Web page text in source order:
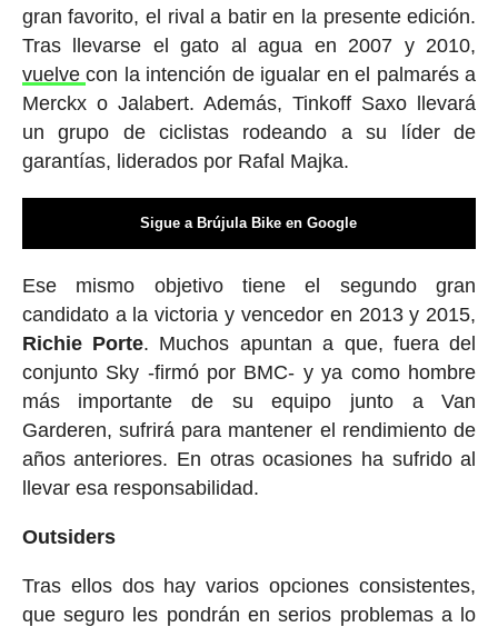
gran favorito, el rival a batir en la presente edición.
Tras llevarse el gato al agua en 2007 y 2010,
vuelvecon la intención de igualar en el palmarés a
Merckx o Jalabert. Además, Tinkoff Saxo llevará
un grupo de ciclistas rodeando a su líder de
garantías, liderados por Rafal Majka.
Sigue a Brújula Bike en Google
Ese mismo objetivo tiene el segundo gran
candidato a la victoria y vencedor en 2013 y 2015,
Richie Porte. Muchos apuntan a que, fuera del
conjunto Sky -firmó por BMC- y ya como hombre
más importante de su equipo junto a Van
Garderen, sufrirá para mantener el rendimiento de
años anteriores. En otras ocasiones ha sufrido al
llevar esa responsabilidad.
Outsiders
Tras ellos dos hay varios opciones consistentes,
que seguro les pondrán en serios problemas a lo